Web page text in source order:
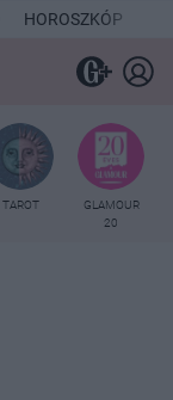
HOROSZKÓP
TAROT
GLAMOUR
20